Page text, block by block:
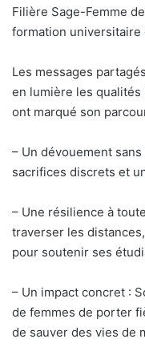
Filière Sage-Femme
formation universitaire
Les messages
en lumière les
ont marqué son
– Un dévouement
sacrifices discrets et
– Une résilience à
traverser les
pour soutenir ses
– Un impact concret :
de femmes de porter
de sauver des vies de